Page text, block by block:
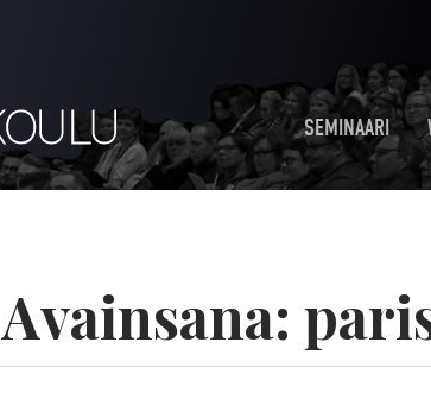
SEMINAARI
Avainsana: